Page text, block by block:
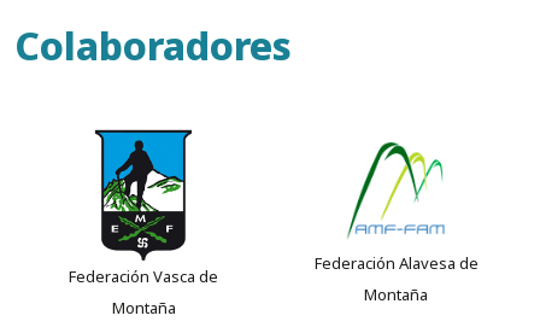
Colaboradores
Federación Vasca de
Montaña
Federación Alavesa de
Montaña